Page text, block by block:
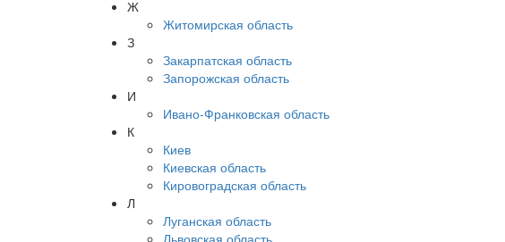
Ж
Житомирская область
З
Закарпатская область
Запорожская область
И
Ивано-Франковская область
К
Киев
Киевская область
Кировоградская область
Л
Луганская область
Львовская область